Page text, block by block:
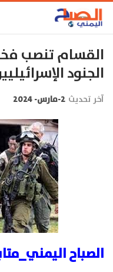
القسام تنصب
الجنود
آخر تحديث 2-مارس- 2024
الصباح